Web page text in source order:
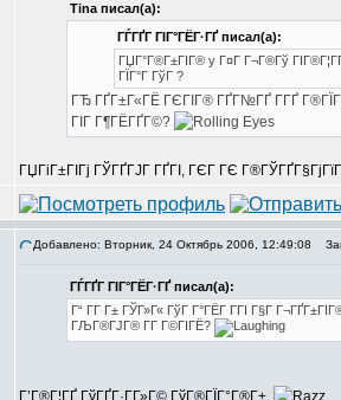
Tina писал(а):
ГЃГҐГ ГІГ°ГЁГ·ГҐ писал(а):
ГЏГ°Г®Г±ГІГ® y Г¤Г Г¬Г®Гў
ГЇГ°Г ГўГ ?
ГЂ ГҐГ±Г«ГЁ ГЄГІГ® ГҐГ№ГҐ Г­ГҐ
ГІГ Г¶ГЁГҐГ©?
ГЏГіГ±ГІГј ГЎГҐГЈГ ГҐГІ, ГЄГ ГЄ
Добавлено: Вторник, 24 Октябрь 2006, 12:49:08
ГЃГҐГ ГІГ°ГЁГ·ГҐ писал(а):
Г“ Г­Г Г± ГЎГ»Г« ГўГ Г°ГЁГ Г­ГІ Г§Г
ГЉГ®ГЈГ® Г­Г Г©ГІГЁ?
Г’Г®Г¦ГҐ ГўГҐГ·Г­Г»Г© ГўГ®ГЇГ°Г®Г±.